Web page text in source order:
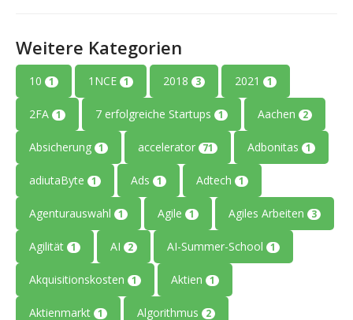
Weitere Kategorien
10 1 1NCE 1 2018 3 2021 1
2FA 1 7 erfolgreiche Startups 1 Aachen 2
Absicherung 1 accelerator 71 Adbonitas 1
adiutaByte 1 Ads 1 Adtech 1
Agenturauswahl 1 Agile 1 Agiles Arbeiten 3
Agilität 1 AI 2 AI-Summer-School 1
Akquisitionskosten 1 Aktien 1
Aktienmarkt 1 Algorithmus 2